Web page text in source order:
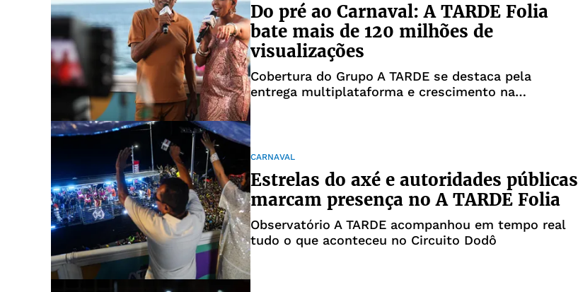
Do pré ao Carnaval: A TARDE Folia
bate mais de 120 milhões de
visualizações
Cobertura do Grupo A TARDE se destaca pela
entrega multiplataforma e crescimento na
CARNAVAL
Estrelas do axé e autoridades públicas
marcam presença no A TARDE Folia
Observatório A TARDE acompanhou em tempo real
tudo o que aconteceu no Circuito Dodô